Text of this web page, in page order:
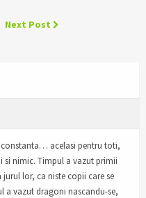
Next Post
acelasi pentru toti,
si nimic. Timpul a vazut primii
lor, ca niste copii care se
vazut dragoni nascandu-se,